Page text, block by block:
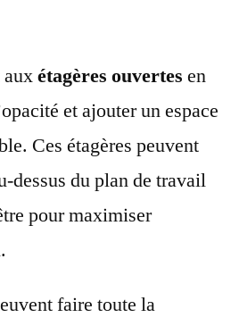
auxétagères ouvertes en
et ajouter un espace
Ces étagères peuvent
dessus du plan de travail
pour maximiser
faire toute la